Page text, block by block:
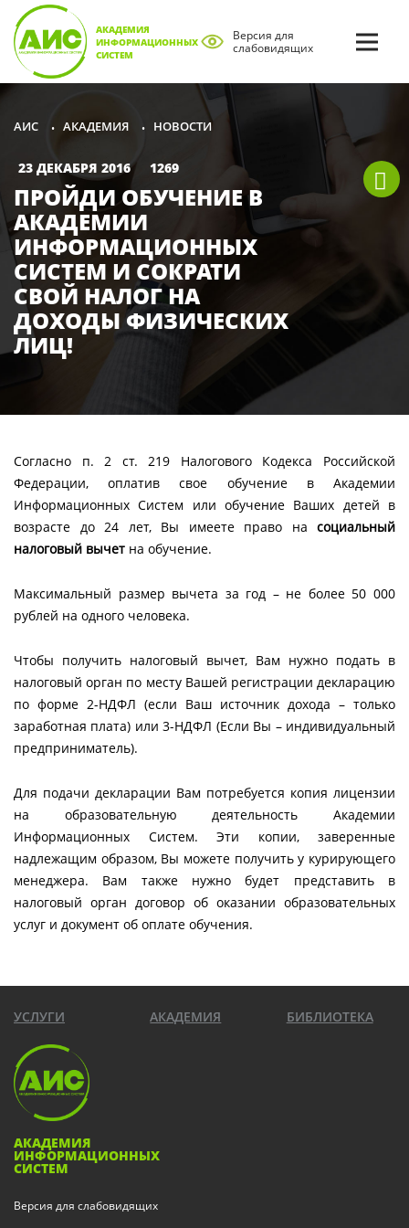
АКАДЕМИЯ
ИНФОРМАЦИОННЫХ
СИСТЕМ
Версия для
слабовидящих
АИС • АКАДЕМИЯ • НОВОСТИ
23 ДЕКАБРЯ 2016 1269
ПРОЙДИ ОБУЧЕНИЕ В
АКАДЕМИИ
ИНФОРМАЦИОННЫХ
СИСТЕМ И СОКРАТИ
СВОЙ НАЛОГ НА
ДОХОДЫ ФИЗИЧЕСКИХ
ЛИЦ!
Согласно п. 2 ст. 219 Налогового Кодекса Российской
Федерации, оплатив свое обучение в Академии
Информационных Систем или обучение Ваших детей в
возрасте до 24 лет, Вы имеете право на социальный
налоговый вычет на обучение.
Максимальный размер вычета за год – не более 50 000
рублей на одного человека.
Чтобы получить налоговый вычет, Вам нужно подать в
налоговый орган по месту Вашей регистрации декларацию
по форме 2-НДФЛ (если Ваш источник дохода – только
заработная плата) или 3-НДФЛ (Если Вы – индивидуальный
предприниматель).
Для подачи декларации Вам потребуется копия лицензии
на образовательную деятельность Академии
Информационных Систем. Эти копии, заверенные
надлежащим образом, Вы можете получить у курирующего
менеджера. Вам также нужно будет представить в
налоговый орган договор об оказании образовательных
услуг и документ об оплате обучения.
УСЛУГИ АКАДЕМИЯ БИБЛИОТЕКА
АКАДЕМИЯ
ИНФОРМАЦИОННЫХ
СИСТЕМ
Версия для слабовидящих